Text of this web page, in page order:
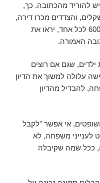
להוריד מהכתובה. כך,
הכתובה היא למשל 555,555 שקלים, והצדדים מכרו דירה,
ונשאר להם אחרי סילוק חובות 600,000 לכל אחד, יראו את
האמורה.
ילדים, שגם אם רוצים
עלולה למשוך את הדיון
להבדיל מהדיון
אי אפשר "לקבל
לענייני משפחה, לא
ככל שמה שקיבלה